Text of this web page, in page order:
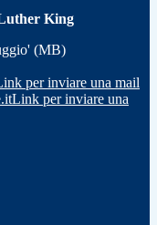
King
(MB)
per inviare una mail
Link per inviare una